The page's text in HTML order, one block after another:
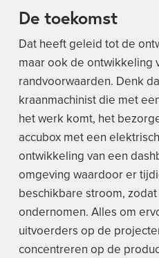
De toekomst
Dat heeft geleid tot de
maar ook de ontwikkeling
randvoorwaarden. Denk
kraanmachinist die met
het werk komt, het
accubox met een
ontwikkeling van een
omgeving waardoor er
beschikbare stroom,
ondernomen. Alles om
uitvoerders op de
concentreren op de